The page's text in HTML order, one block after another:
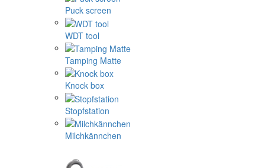
Puck screen
WDT tool
Tamping Matte
Knock box
Stopfstation
Milchkännchen